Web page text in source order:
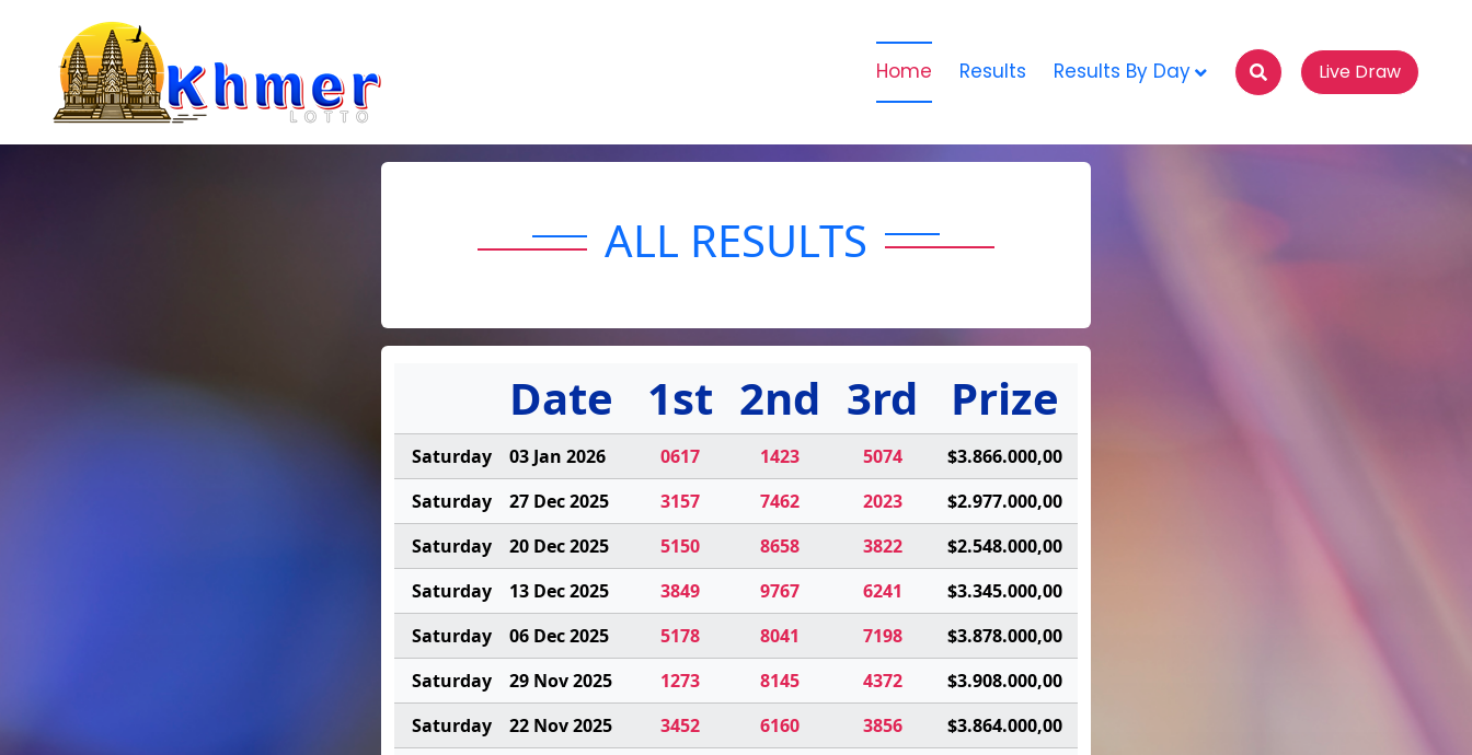
Home Results Results By Day Live Draw
ALL RESULTS
Date 1st 2nd 3rd Prize
Saturday 03 Jan 2026 0617 1423 5074
$3.866.000,00
Saturday
27 Dec 2025 3157 7462 2023
$2.977.000,00
Saturday
20 Dec 2025 5150 8658 3822
$2.548.000,00
Saturday
13 Dec 2025 3849 9767 6241
$3.345.000,00
Saturday
06 Dec 2025 5178 8041 7198
$3.878.000,00
Saturday
29 Nov 2025 1273 8145 4372
$3.908.000,00
Saturday
22 Nov 2025 3452 6160 3856
$3.864.000,00